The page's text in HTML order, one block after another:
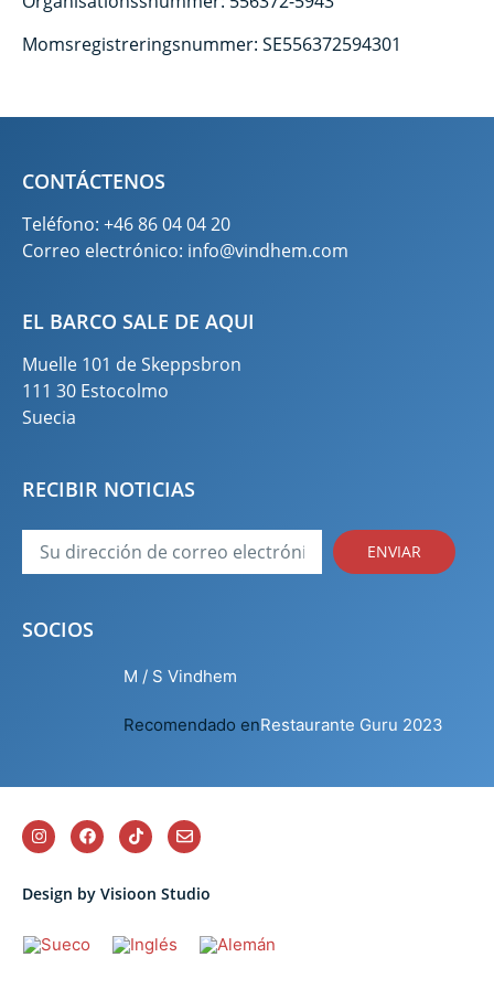
Momsregistreringsnummer: SE556372594301
CONTÁCTENOS
Teléfono: +46 86 04 04 20
Correo electrónico: info@vindhem.com
EL BARCO SALE DE AQUI
Muelle 101 de Skeppsbron
111 30 Estocolmo
Suecia
RECIBIR NOTICIAS
ENVIAR
SOCIOS
M / S Vindhem
Recomendado enRestaurante Guru 2023
Design by Visioon Studio